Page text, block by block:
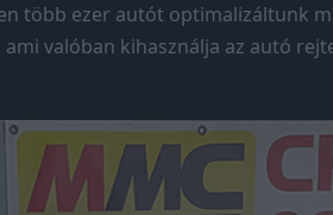
több ezer autót optimalizáltunk
valóban kihasználja az autó